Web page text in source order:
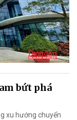
bứt phá
xu hướng chuyển